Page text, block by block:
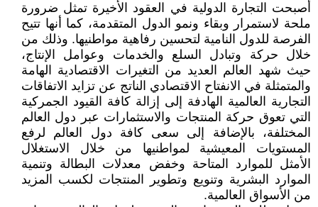
أصبحت التجارة الدولية في العقود الأخيرة تمثل ضرورة
ملحة لاستمرار وبقاء ونمو الدول المتقدمة، كما أنها تتيح
الفرصة للدول النامية لتحسين رفاهية مواطنيها. وذلك من
خلال حركة وتبادل السلع والخدمات وعوامل الإنتاج،
حيث شهد العالم العديد من التغيرات الاقتصادية الهامة
والمتمثلة في الانفتاح الاقتصادي الناتج عن تزايد الاتفاقات
التجارية العالمية الهادفة إلى إزالة كافة القيود الجمركية
التي تعوق حركة المنتجات والاستثمارات عبر دول العالم
المختلفة، بالإضافة إلى سعى كافة دول العالم لرفع
المستويات المعيشية لمواطنيها من خلال الاستغلال
الأمثل للموارد المتاحة وخفض معدلات البطالة وتنمية
الموارد البشرية وتنويع وتطوير المنتجات لكسب المزيد
من الأسواق العالمية.